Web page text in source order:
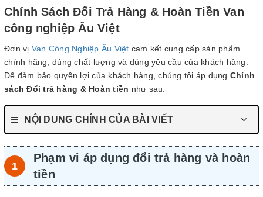
Chính Sách Đổi Trả Hàng & Hoàn Tiền Van
công nghiệp Âu Việt
Đơn vị Van Công Nghiệp Âu Việt cam kết cung cấp sản phẩm
chính hãng, đúng chất lượng và đúng yêu cầu của khách hàng.
Để đảm bảo quyền lợi của khách hàng, chúng tôi áp dụng Chính
sách Đổi trả hàng & Hoàn tiền như sau:
NỘI DUNG CHÍNH CỦA BÀI VIẾT
Phạm vi áp dụng đổi trả hàng và hoàn
tiền